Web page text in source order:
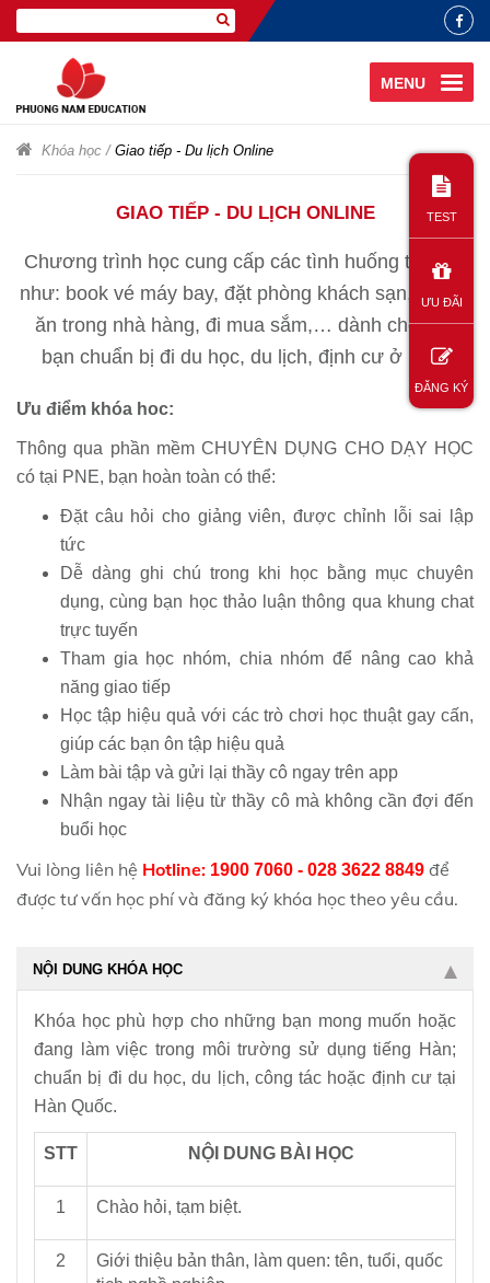
MENU
Khóa học / Giao tiếp - Du lịch Online
GIAO TIẾP - DU LỊCH ONLINE
Chương trình học cung cấp các tình huống thực tế
như: book vé máy bay, đặt phòng khách sạn, gọi đồ
ăn trong nhà hàng, đi mua sắm,… dành cho các
bạn chuẩn bị đi du học, du lịch, định cư ở Hàn.
Ưu điểm khóa hoc:
Thông qua phần mềm CHUYÊN DỤNG CHO DẠY HỌC
có tại PNE, bạn hoàn toàn có thể:
Đặt câu hỏi cho giảng viên, được chỉnh lỗi sai lập
tức
Dễ dàng ghi chú trong khi học bằng mục chuyên
dụng, cùng bạn học thảo luận thông qua khung chat
trực tuyến
Tham gia học nhóm, chia nhóm để nâng cao khả
năng giao tiếp
Học tập hiệu quả với các trò chơi học thuật gay cấn,
giúp các bạn ôn tập hiệu quả
Làm bài tập và gửi lại thầy cô ngay trên app
Nhận ngay tài liệu từ thầy cô mà không cần đợi đến
buổi học
Vui lòng liên hệ Hotline: 1900 7060 - 028 3622 8849 để
được tư vấn học phí và đăng ký khóa học theo yêu cầu.
NỘI DUNG KHÓA HỌC
Khóa học phù hợp cho những bạn mong muốn hoặc
đang làm việc trong môi trường sử dụng tiếng Hàn;
chuẩn bị đi du học, du lịch, công tác hoặc định cư tại
Hàn Quốc.
STT NỘI DUNG BÀI HỌC
1 Chào hỏi, tạm biệt.
2
Giới thiệu bản thân, làm quen: tên, tuổi, quốc
TEST
ƯU ĐÃI
ĐĂNG KÝ